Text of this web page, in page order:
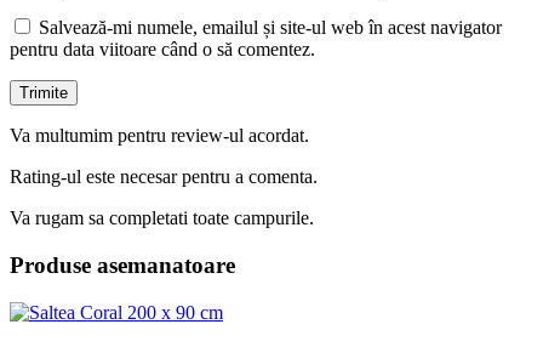
Salvează-mi numele, emailul și site-ul web în acest navigator
pentru data viitoare când o să comentez.
Va multumim pentru review-ul acordat.
Rating-ul este necesar pentru a comenta.
Va rugam sa completati toate campurile.
Produse asemanatoare